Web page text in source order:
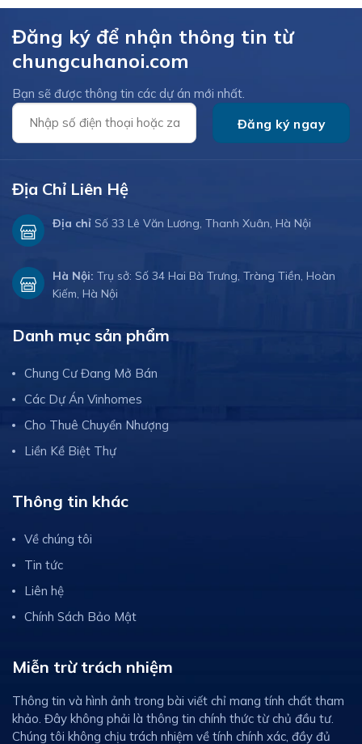
Đăng ký để nhận thông tin từ
chungcuhanoi.com
Bạn sẽ được thông tin các dự án mới nhất.
Địa Chỉ Liên Hệ
Địa chỉ Số 33 Lê Văn Lương, Thanh Xuân, Hà Nội
Hà Nội: Trụ sở: Số 34 Hai Bà Trưng, Tràng Tiền, Hoàn
Kiếm, Hà Nội
Danh mục sản phẩm
Chung Cư Đang Mở Bán
Các Dự Án Vinhomes
Cho Thuê Chuyển Nhượng
Liền Kề Biệt Thự
Thông tin khác
Về chúng tôi
Tin tức
Liên hệ
Chính Sách Bảo Mật
Miễn trừ trách nhiệm
Thông tin và hình ảnh trong bài viết chỉ mang tính chất tham
khảo. Đây không phải là thông tin chính thức từ chủ đầu tư.
Chúng tôi không chịu trách nhiệm về tính chính xác, đầy đủ